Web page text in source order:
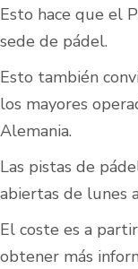
Esto hace que el
sede de pádel.
Esto también
los mayores
Alemania.
Las pistas de
abiertas de lunes
El coste es a
obtener más